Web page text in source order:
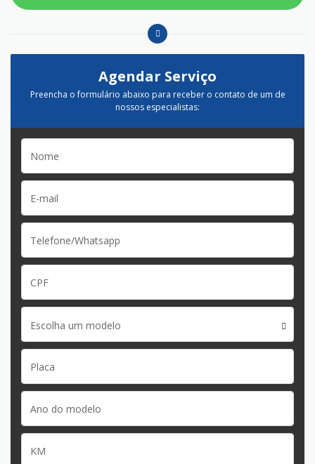
Agendar Serviço
Preencha o formulário abaixo para receber o contato de um de
nossos especialistas:
Escolha um modelo